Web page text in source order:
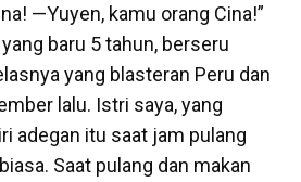
—Yuyen, kamu orang Cina!”
baru 5 tahun, berseru
yang blasteran Peru dan
lalu. Istri saya, yang
adegan itu saat jam pulang
Saat pulang dan makan